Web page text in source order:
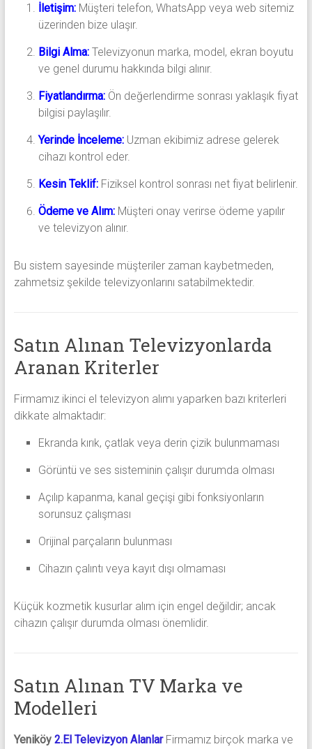
İletişim:Müşteri telefon, WhatsApp veya web sitemiz
üzerinden bize ulaşır.
Bilgi Alma: Televizyonun marka, model, ekran boyutu
ve genel durumu hakkında bilgi alınır.
Fiyatlandırma:Ön değerlendirme sonrası yaklaşık fiyat
bilgisi paylaşılır.
Yerinde İnceleme:Uzman ekibimiz adrese gelerek
cihazı kontrol eder.
Kesin Teklif: Fiziksel kontrol sonrası net fiyat belirlenir.
Ödeme ve Alım:Müşteri onay verirse ödeme yapılır
ve televizyon alınır.
Bu sistem sayesinde müşteriler zaman kaybetmeden,
zahmetsiz şekilde televizyonlarını satabilmektedir.
Satın Alınan Televizyonlarda
Aranan Kriterler
Firmamız ikinci el televizyon alımı yaparken bazı kriterleri
dikkate almaktadır:
Ekranda kırık, çatlak veya derin çizik bulunmaması
Görüntü ve ses sisteminin çalışır durumda olması
Açılıp kapanma, kanal geçişi gibi fonksiyonların
sorunsuz çalışması
Orijinal parçaların bulunması
Cihazın çalıntı veya kayıt dışı olmaması
Küçük kozmetik kusurlar alım için engel değildir; ancak
cihazın çalışır durumda olması önemlidir.
Satın Alınan TV Marka ve
Modelleri
Yeniköy 2.El Televizyon Alanlar Firmamız birçok marka ve